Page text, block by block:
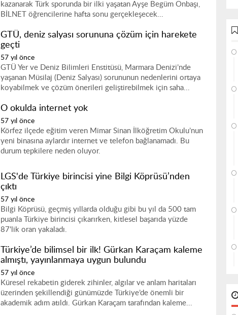
kazanarak Türk sporunda bir ilki yaşatan Ayşe Begüm Onbaşı,
BİLNET öğrencilerine hafta sonu gerçekleşecek...
GTÜ, deniz salyası sorununa çözüm için harekete
geçti
57 yıl önce
GTÜ Yer ve Deniz Bilimleri Enstitüsü, Marmara Denizi’nde
yaşanan Müsilaj (Deniz Salyası) sorununun nedenlerini ortaya
koyabilmek ve çözüm önerileri geliştirebilmek için saha...
O okulda internet yok
57 yıl önce
Körfez ilçede eğitim veren Mimar Sinan İlköğretim Okulu’nun
yeni binasına aylardır internet ve telefon bağlanamadı. Bu
durum tepkilere neden oluyor.
LGS'de Türkiye birincisi yine Bilgi Köprüsü’nden
çıktı
57 yıl önce
Bilgi Köprüsü, geçmiş yıllarda olduğu gibi bu yıl da 500 tam
puanla Türkiye birincisi çıkarırken, kitlesel başarıda yüzde
87'lik oran yakaladı.
Türkiye’de bilimsel bir ilk! Gürkan Karaçam kaleme
almıştı, yayınlanmaya uygun bulundu
57 yıl önce
Küresel rekabetin giderek zihinler, algılar ve anlam haritaları
üzerinden şekillendiği günümüzde Türkiye’de önemli bir
akademik adım atıldı. Gürkan Karaçam tarafından kaleme...